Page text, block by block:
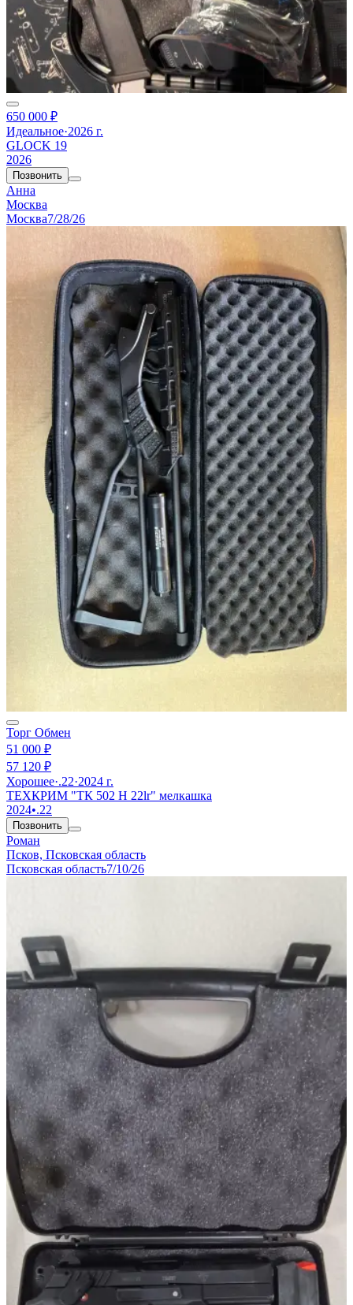
650 000 ₽
Идеальное·2026 г.
GLOCK 19
2026
Позвонить
Анна
Москва
Москва7/28/26
Торг Обмен
51 000 ₽
57 120 ₽
Хорошее·.22·2024 г.
ТЕХКРИМ "ТК 502 Н 22lr" мелкашка
2024•.22
Позвонить
Роман
Псков, Псковская область
Псковская область7/10/26